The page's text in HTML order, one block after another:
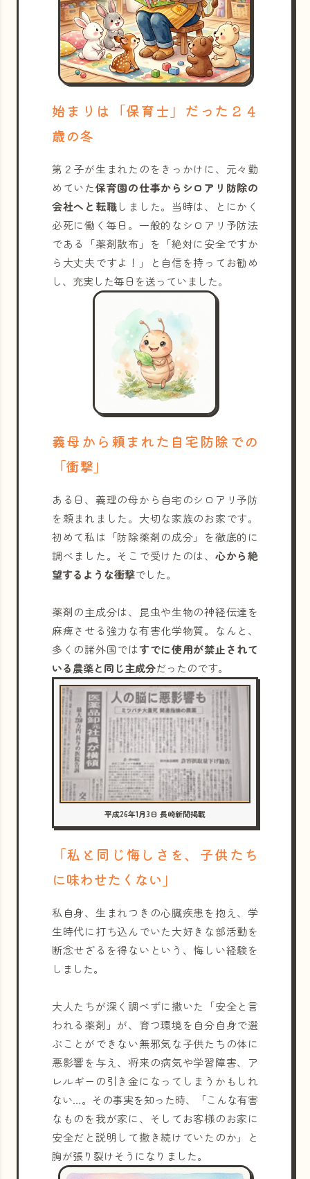
始まりは「保育士」だった２４
歳の冬
第２子が生まれたのをきっかけに、元々勤
めていた保育園の仕事からシロアリ防除の
会社へと転職しました。当時は、とにかく
必死に働く毎日。一般的なシロアリ予防法
である「薬剤散布」を「絶対に安全ですか
ら大丈夫ですよ！」と自信を持ってお勧め
し、充実した毎日を送っていました。
義母から頼まれた自宅防除での
「衝撃」
ある日、義理の母から自宅のシロアリ予防
を頼まれました。大切な家族のお家です。
初めて私は「防除薬剤の成分」を徹底的に
調べました。そこで受けたのは、 心から絶
望するような衝撃でした。
薬剤の主成分は、昆虫や生物の神経伝達を
麻痺させる強力な有害化学物質。なんと、
多くの諸外国ではすでに使用が禁止されて
いる農薬と同じ主成分だったのです。
平成26年1月3日 長崎新聞掲載
「私と同じ悔しさを、子供たち
に味わせたくない」
私自身、生まれつきの心臓疾患を抱え、学
生時代に打ち込んでいた大好きな部活動を
断念せざるを得ないという、悔しい経験を
しました。
大人たちが深く調べずに撒いた「安全と言
われる薬剤」が、育つ環境を自分自身で選
ぶことができない無邪気な子供たちの体に
悪影響を与え、将来の病気や学習障害、ア
レルギーの引き金になってしまうかもしれ
ない…。その事実を知った時、「こんな有害
なものを我が家に、そしてお客様のお家に
安全だと説明して撒き続けていたのか」と
胸が張り裂けそうになりました。